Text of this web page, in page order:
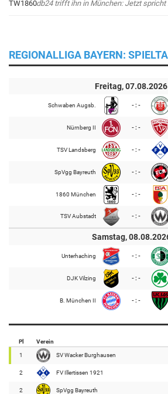
db24 trifft ihn in München: Jetzt
REGIONALLIGA BAYERN:
Freitag, 07.08.2026
Schwaben Augsb. - : -
Nürnberg II - : -
TSV Landsberg - : -
SpVgg Bayreuth - : -
1860 München - : -
TSV Aubstadt - : -
Samstag,
Unterhaching - : -
DJK Vilzing - : -
B. München II - : -
Pl Verein
1 SV Wacker Burghausen
2 FV Illertissen 1921
2 SpVgg Bayreuth